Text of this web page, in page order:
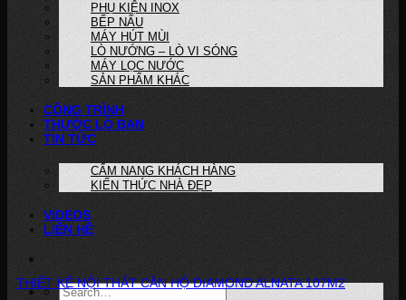
PHỤ KIỆN INOX
BẾP NẤU
MÁY HÚT MÙI
LÒ NƯỚNG – LÒ VI SÓNG
MÁY LỌC NƯỚC
SẢN PHẨM KHÁC
CÔNG TRÌNH
THƯỚC LỖ BAN
TIN TỨC
CẨM NANG KHÁCH HÀNG
KIẾN THỨC NHÀ ĐẸP
VIDEOS
LIÊN HỆ
THIẾT KẾ NỘI THẤT CĂN HỘ DIAMOND ALNATA 107M2